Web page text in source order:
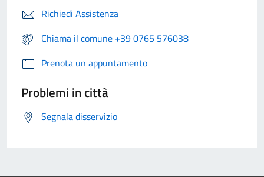
Richiedi Assistenza
Chiama il comune +39 0765 576038
Prenota un appuntamento
Problemi in città
Segnala disservizio